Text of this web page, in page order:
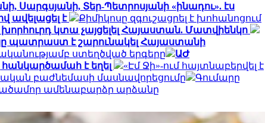
Սարգսյանի, Տեր-Պետրոսյանի «ինադու». էս
ավելացել է
Քիմիկոսը զգուշացրել է խոհանոցում
կտա չայցելել Հայաստան. Մատվիենկո
պատրաստ է շարունակել Հայաստանի
ստեղծված երգերը
ԱԺ
է եղել
«Էմ Ջի»-ում հայտնաբերվել է
բաժնեմասի մասնավորեցումը
Գումարը
ամենաբարձր արձանը